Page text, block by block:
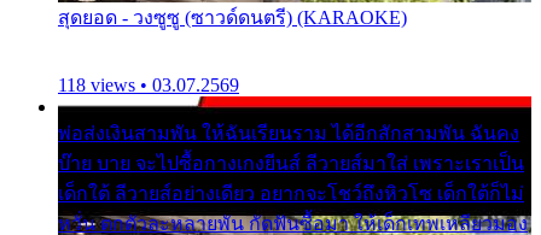
สุดยอด - วงซูซู (ซาวด์ดนตรี) (KARAOKE)
118 views • 03.07.2569
พ่อส่งเงินสามพัน ให้ฉันเรียนราม ได้อีกสักสามพัน ฉันคง
บ๊าย บาย จะไปซื้อกางเกงยีนส์ ลีวายส์มาใส่ เพราะเราเป็น
เด็กใต้ ลีวายส์อย่างเดียว อยากจะโชว์ถึงหิวโซ เด็กใต้ก็ไม่
หวั่น ตกตัวละหลายพัน กัดฟันซื้อมา ให้เด็กเทพเหลียวมอง